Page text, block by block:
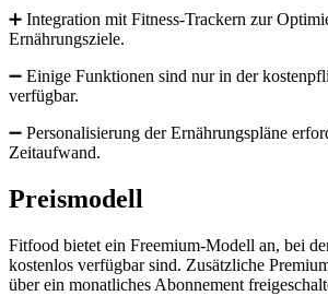
➕ Integration mit Fitness-Trackern zur
Ernährungsziele.
➖ Einige Funktionen sind nur in der
verfügbar.
➖ Personalisierung der Ernährungspläne
Zeitaufwand.
Preismodell
Fitfood bietet ein Freemium-Modell an, bei
kostenlos verfügbar sind. Zusätzliche
über ein monatliches Abonnement